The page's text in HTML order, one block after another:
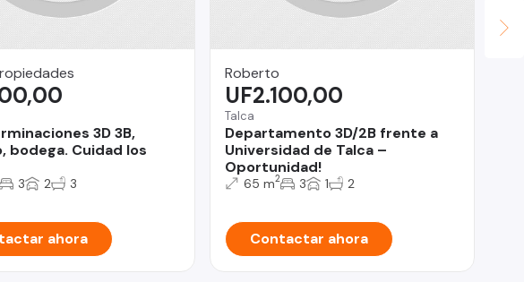
3D 3B,
bodega. Cuidad los
3 2 3
ahora
Roberto
Talca
Departamento 3D/2B frente a
Universidad de Talca –
Oportunidad!
UF2.100,00
65 m2 3 1 2
Contactar ahora